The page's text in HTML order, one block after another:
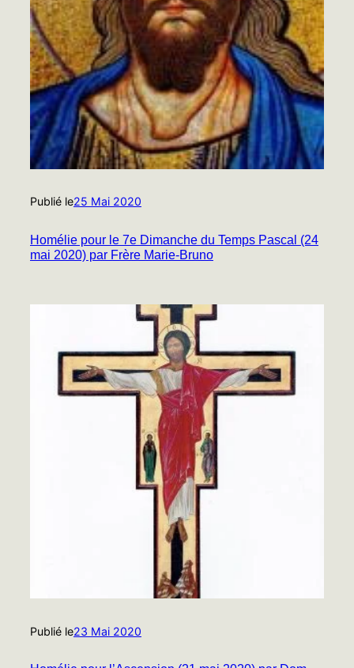
Publié le25 Mai 2020
Homélie pour le 7e Dimanche du Temps Pascal (24
mai 2020) par Frère Marie-Bruno
Publié le23 Mai 2020